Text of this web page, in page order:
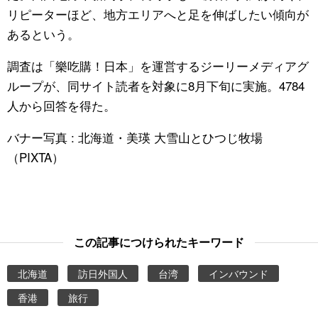
リピーターほど、地方エリアへと足を伸ばしたい傾向が
あるという。
調査は「樂吃購！日本」を運営するジーリーメディアグ
ループが、同サイト読者を対象に8月下旬に実施。4784
人から回答を得た。
バナー写真 : 北海道・美瑛 大雪山とひつじ牧場
（PIXTA）
この記事につけられたキーワード
北海道 訪日外国人 台湾
インバウンド
香港
旅行